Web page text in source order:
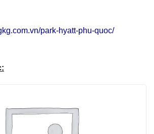
park-hyatt-phu-quoc/